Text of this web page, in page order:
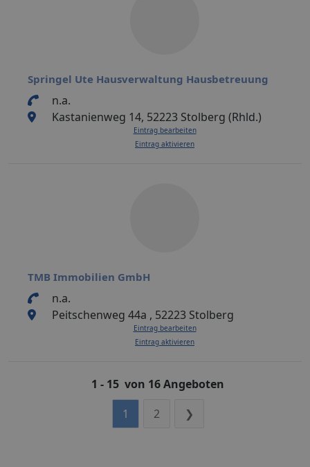
Springel Ute Hausverwaltung Hausbetreuung
n.a.
Kastanienweg 14, 52223 Stolberg (Rhld.)
Eintrag bearbeiten
Eintrag aktivieren
TMB Immobilien GmbH
n.a.
Peitschenweg 44a , 52223 Stolberg
Eintrag bearbeiten
Eintrag aktivieren
1 - 15 von 16 Angeboten
1
2 ❯